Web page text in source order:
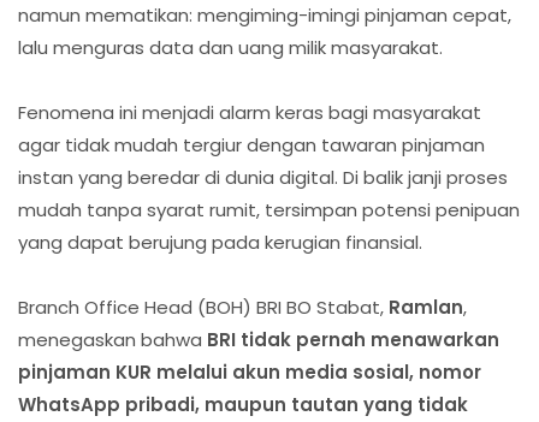
namun mematikan: mengiming-imingi pinjaman cepat,
lalu menguras data dan uang milik masyarakat.
Fenomena ini menjadi alarm keras bagi masyarakat
agar tidak mudah tergiur dengan tawaran pinjaman
instan yang beredar di dunia digital. Di balik janji proses
mudah tanpa syarat rumit, tersimpan potensi penipuan
yang dapat berujung pada kerugian finansial.
Branch Office Head (BOH) BRI BO Stabat, Ramlan,
menegaskan bahwa BRI tidak pernah menawarkan
pinjaman KUR melalui akun media sosial, nomor
WhatsApp pribadi, maupun tautan yang tidak